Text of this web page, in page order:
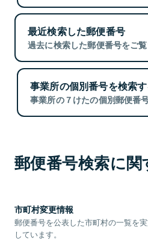
最近検索した郵便番号
過去に検索した郵便番号をご覧
事業所の個別番号を検索
事業所の７けたの個別郵便番
郵便番号検索に関
市町村変更情報
郵便番号を公表した市町村の一覧を
しています。